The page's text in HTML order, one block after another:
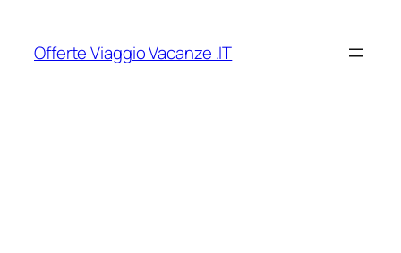
contenuto
Offerte Viaggio Vacanze .IT